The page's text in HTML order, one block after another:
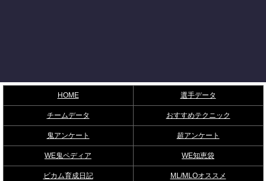
HOME 選手データ
チームデータ おすすめテクニック
鬼アンケート 超アンケート
WE鬼ペディア WE知恵袋
ビカム育成日記 ML/MLOオススメ